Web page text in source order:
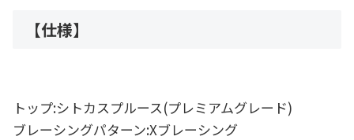
【仕様】
トップ:シトカスプルース(プレミアムグレード)
ブレーシングパターン:Xブレーシング